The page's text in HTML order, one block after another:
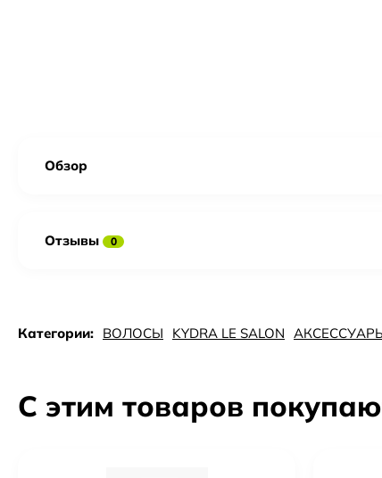
Обзор
Отзывы 0
Категории: ВОЛОСЫ KYDRA LE SALON
С этим товаров